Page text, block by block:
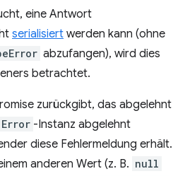
eine Antwort
serialisiert werden kann (ohne
abzufangen), wird dies
betrachtet.
zurückgibt, das abgelehnt
Error -Instanz abgelehnt
diese Fehlermeldung erhält.
anderen Wert (z. B. null